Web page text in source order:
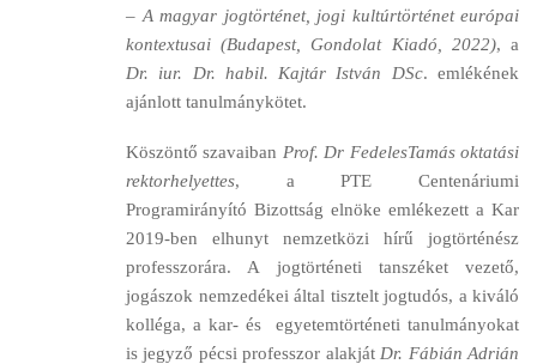
– A magyar jogtörténet, jogi kultúrtörténet európai
kontextusai (Budapest, Gondolat Kiadó, 2022), a
Dr. iur. Dr. habil. Kajtár István DSc. emlékének
ajánlott tanulmánykötet.
Köszöntő szavaiban Prof. Dr FedelesTamás oktatási
rektorhelyettes, a PTE Centenáriumi
Programirányító Bizottság elnöke emlékezett a Kar
2019-ben elhunyt nemzetközi hírű jogtörténész
professzorára. A jogtörténeti tanszéket vezető,
jogászok nemzedékei által tisztelt jogtudós, a kiváló
kolléga, a kar- és egyetemtörténeti tanulmányokat
is jegyző pécsi professzor alakját Dr. Fábián Adrián